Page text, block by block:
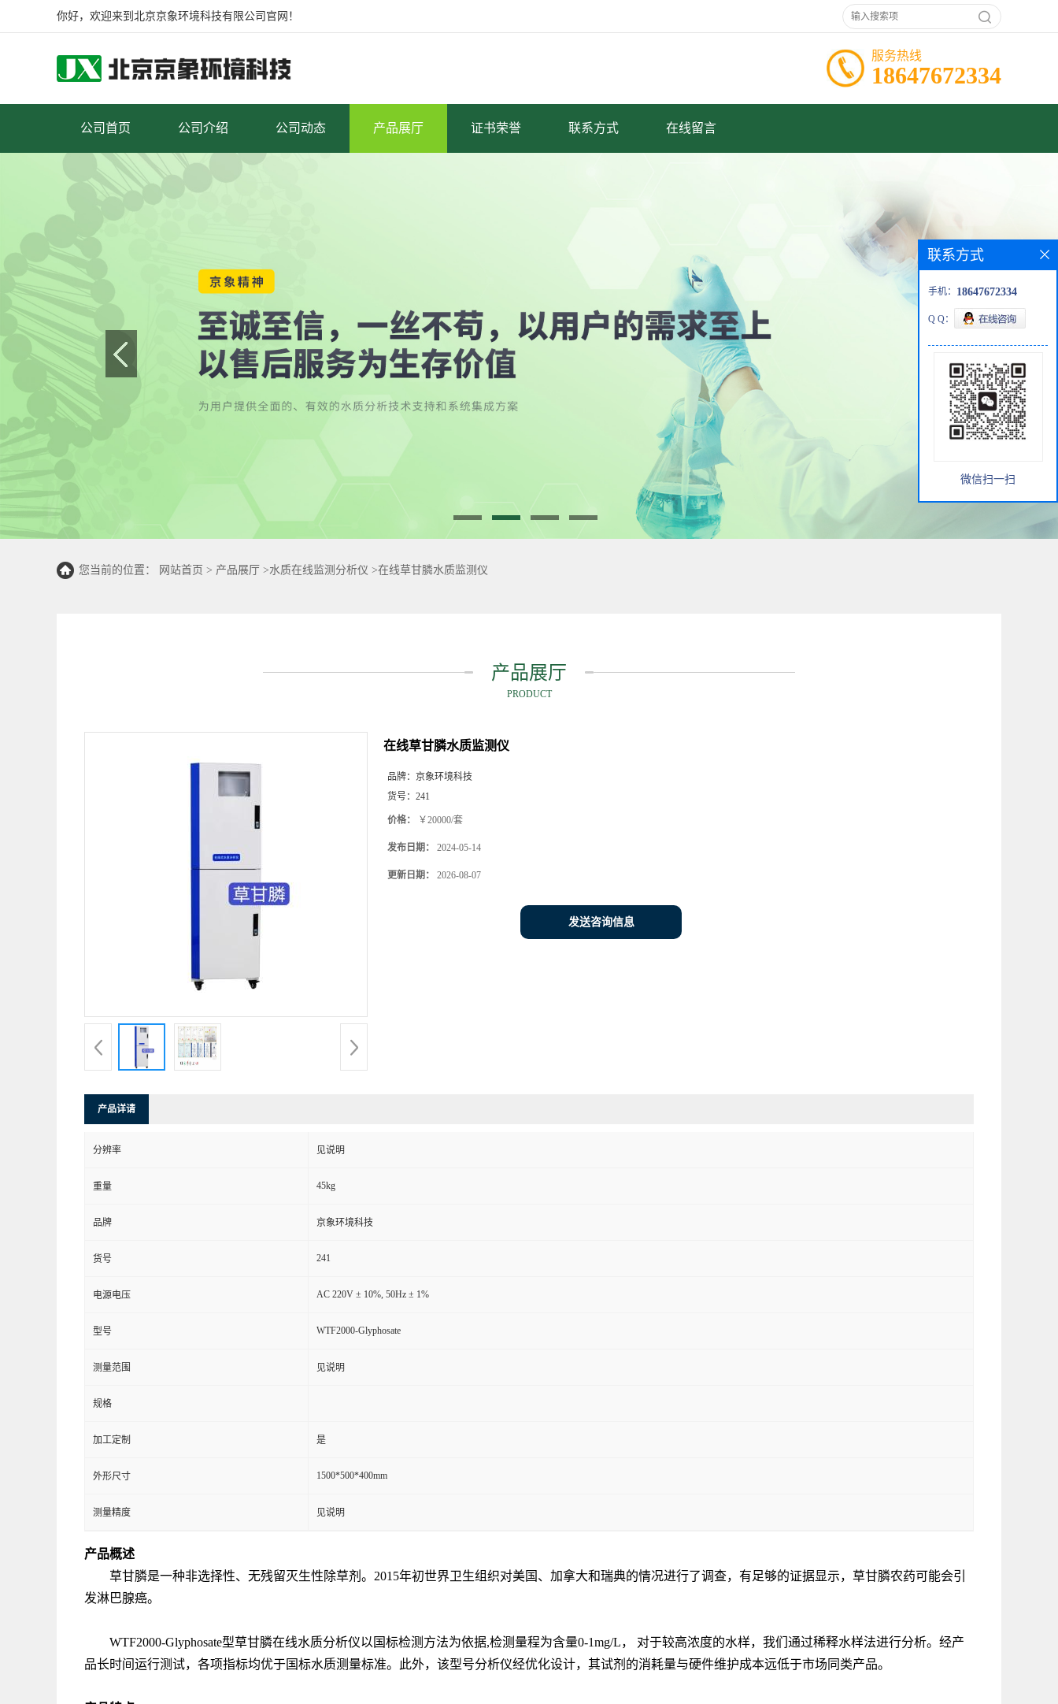
你好，欢迎来到北京京象环境科技有限公司官网！
服务热线
18647672334
公司首页 公司介绍 公司动态 产品展厅 证书荣誉 联系方式 在线留言
您当前的位置： 网站首页 > 产品展厅 >水质在线监测分析仪 >在线草甘膦水质监测仪
产品展厅
PRODUCT
在线草甘膦水质监测仪
品牌： 京象环境科技
货号： 241
价格： ￥20000/套
发布日期： 2024-05-14
更新日期： 2026-08-07
发送咨询信息
产品详请
分辨率 见说明
重量 45kg
品牌 京象环境科技
货号 241
电源电压 AC 220V ± 10%, 50Hz ± 1%
型号 WTF2000-Glyphosate
测量范围 见说明
规格
加工定制 是
外形尺寸 1500*500*400mm
测量精度 见说明
产品概述
草甘膦是一种非选择性、无残留灭生性除草剂。 2015年初世界卫生组织对美国、加拿大和瑞典的情况进行了调查，有足够的证据显示，草甘膦农药可能会引
发淋巴腺癌。
WTF2000-Glyphosate型草甘膦在线水质分析仪以国标检测方法为依据,检测量程为含量0-1mg/L， 对于较高浓度的水样，我们通过稀释水样法进行分析。经产
品长时间运行测试，各项指标均优于国标水质测量标准。此外，该型号分析仪经优化设计，其试剂的消耗量与硬件维护成本远低于市场同类产品。
联系方式
手机： 18647672334
Q Q：
微信扫一扫